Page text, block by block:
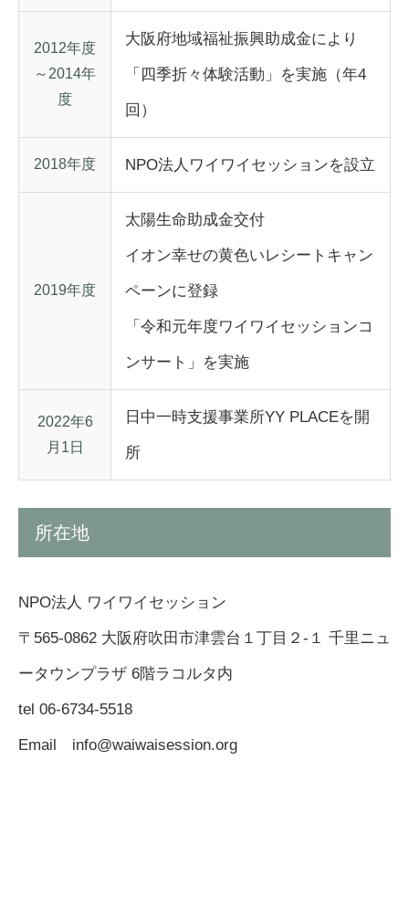
2012年度
～2014年
度
大阪府地域福祉振興助成金により
「四季折々体験活動」を実施（年4
回）
2018年度 NPO法人ワイワイセッションを設立
2019年度
太陽生命助成金交付
イオン幸せの黄色いレシートキャン
ペーンに登録
「令和元年度ワイワイセッションコ
ンサート」を実施
2022年6
月1日
日中一時支援事業所YY PLACEを開
所
所在地
NPO法人 ワイワイセッション
〒565-0862 大阪府吹田市津雲台１丁目２-１ 千里ニュ
ータウンプラザ 6階ラコルタ内
tel 06-6734-5518
Email info@waiwaisession.org